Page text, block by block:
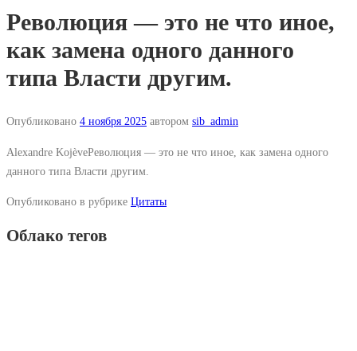
Революция — это не что иное,
как замена одного данного
типа Власти другим.
Опубликовано 4 ноября 2025 автором sib_admin
Alexandre KojèveРеволюция — это не что иное, как замена одного
данного типа Власти другим.
Опубликовано в рубрике Цитаты
Облако тегов